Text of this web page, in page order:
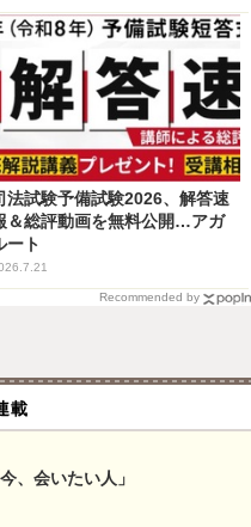
法試験予備試験2026、解答速
＆総評動画を無料公開…アガ
ート
Recommended by
載
、会いたい人」